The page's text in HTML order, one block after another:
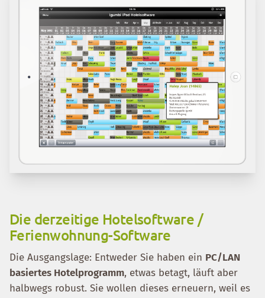
Die derzeitige Hotelsoftware /
Ferienwohnung-Software
Die Ausgangslage: Entweder Sie haben ein PC/LAN
basiertes Hotelprogramm, etwas betagt, läuft aber
halbwegs robust. Sie wollen dieses erneuern, weil es